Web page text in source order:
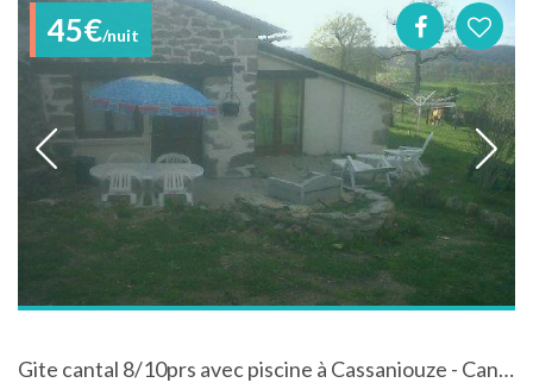
45€/nuit
Gite cantal 8/10prs avec piscine à Cassaniouze - Cantal - Auvergne